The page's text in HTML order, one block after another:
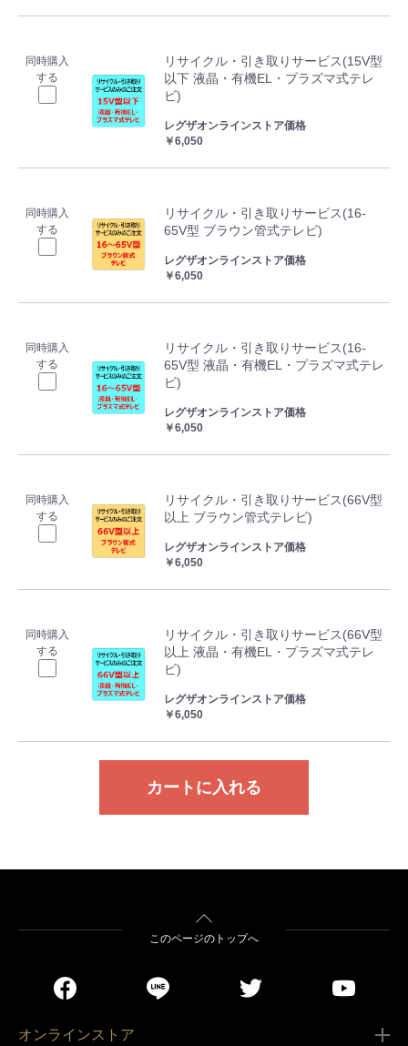
同時購入
する
リサイクル・引き取りサービス(15V型
以下 液晶・有機EL・プラズマ式テレ
ビ)
レグザオンラインストア価格
￥6,050
同時購入
する
リサイクル・引き取りサービス(16-
65V型 ブラウン管式テレビ)
レグザオンラインストア価格
￥6,050
同時購入
する
リサイクル・引き取りサービス(16-
65V型 液晶・有機EL・プラズマ式テレ
ビ)
レグザオンラインストア価格
￥6,050
同時購入
する
リサイクル・引き取りサービス(66V型
以上 ブラウン管式テレビ)
レグザオンラインストア価格
￥6,050
同時購入
する
リサイクル・引き取りサービス(66V型
以上 液晶・有機EL・プラズマ式テレ
ビ)
レグザオンラインストア価格
￥6,050
カートに入れる
このページのトップへ
オンラインストア